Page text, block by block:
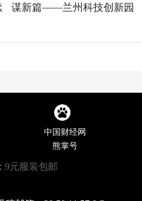
谋新篇——兰州科技创新园
中国财经网
熊掌号
9元服装包邮